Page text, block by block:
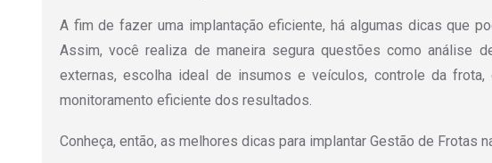
A fim de fazer uma implantação eficiente, há algumas dicas que
Assim, você realiza de maneira segura questões como análise
externas, escolha ideal de insumos e veículos, controle da frota,
monitoramento eficiente dos resultados.
Conheça, então, as melhores dicas para implantar Gestão de Frotas